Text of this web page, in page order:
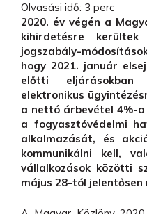
Olvasási idő: 3 perc
2020. év végén a
kihirdetésre kerültek
jogszabály-
hogy 2021. január
előtti
elektronikus
a nettó árbevétel 4%-
a fogyasztóvédelmi
alkalmazását, és
kommunikálni kell,
vállalkozások közötti
május 28-tól jelentősen